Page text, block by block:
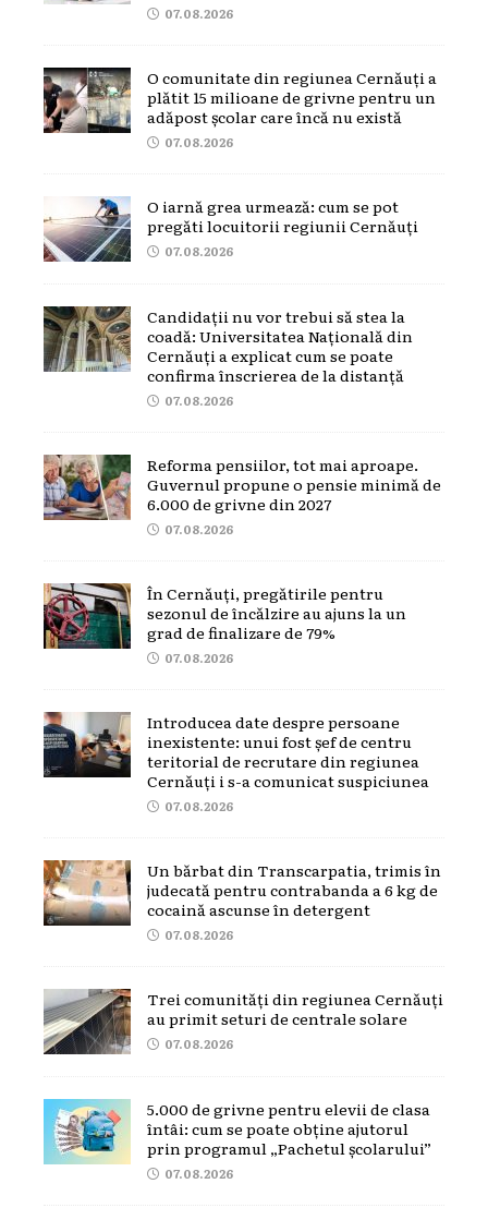
07.08.2026
O comunitate din regiunea Cernăuți a
plătit 15 milioane de grivne pentru un
adăpost școlar care încă nu există
07.08.2026
O iarnă grea urmează: cum se pot
pregăti locuitorii regiunii Cernăuți
07.08.2026
Candidații nu vor trebui să stea la
coadă: Universitatea Națională din
Cernăuți a explicat cum se poate
confirma înscrierea de la distanță
07.08.2026
Reforma pensiilor, tot mai aproape.
Guvernul propune o pensie minimă de
6.000 de grivne din 2027
07.08.2026
În Cernăuți, pregătirile pentru
sezonul de încălzire au ajuns la un
grad de finalizare de 79%
07.08.2026
Introducea date despre persoane
inexistente: unui fost șef de centru
teritorial de recrutare din regiunea
Cernăuți i s-a comunicat suspiciunea
07.08.2026
Un bărbat din Transcarpatia, trimis în
judecată pentru contrabanda a 6 kg de
cocaină ascunse în detergent
07.08.2026
Trei comunități din regiunea Cernăuți
au primit seturi de centrale solare
07.08.2026
5.000 de grivne pentru elevii de clasa
întâi: cum se poate obține ajutorul
prin programul „Pachetul școlarului”
07.08.2026